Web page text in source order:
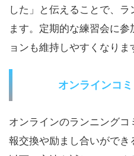
した」と伝えることで、
ます。定期的な練習会に
ョンも維持しやすくなりま
オンラインコ
オンラインのランニング
報交換や励まし合いができ